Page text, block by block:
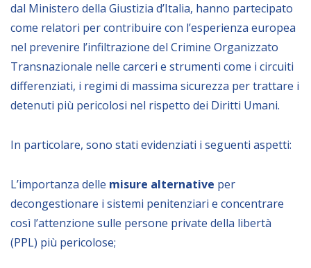
NEWSLETTER
dal Ministero della Giustizia d’Italia, hanno partecipato
come relatori per contribuire con l’esperienza europea
nel prevenire l’infiltrazione del Crimine Organizzato
Transnazionale nelle carceri e strumenti come i circuiti
differenziati, i regimi di massima sicurezza per trattare i
detenuti più pericolosi nel rispetto dei Diritti Umani.
In particolare, sono stati evidenziati i seguenti aspetti:
L’importanza delle misure alternative per
decongestionare i sistemi penitenziari e concentrare
così l’attenzione sulle persone private della libertà
(PPL) più pericolose;